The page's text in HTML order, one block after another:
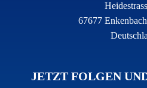
67677
JETZT FOLGEN